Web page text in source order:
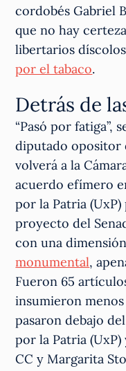
cordobés Gabriel
que no hay
libertarios
por el tabaco.
Detrás de
“Pasó por fatiga”,
diputado opositor
volverá a la
acuerdo efímero
por la Patria
proyecto del
con una
monumental,
Fueron 65
insumieron
pasaron debajo
por la Patria
CC y Margarita